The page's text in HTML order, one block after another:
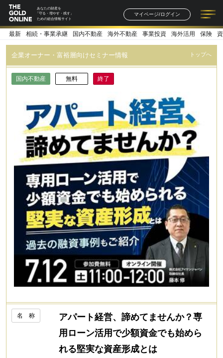
あなたの財産を
「守る・増やす・残す」
ための総合情報サイト
マイページ/ログイン
記事一覧 連載一覧
著者一覧 書籍一覧
最新 相続・事業承継 国内不動産 海外不動産 事業投資 海外活用 保険
企業オーナー・富裕層向けセミナー情報 トップへ
国内不動産 無料 終了
名 称
アパート経営、諦めてませんか？専
用ローン活用で少額資金でも始めら
れる堅実な資産形成とは